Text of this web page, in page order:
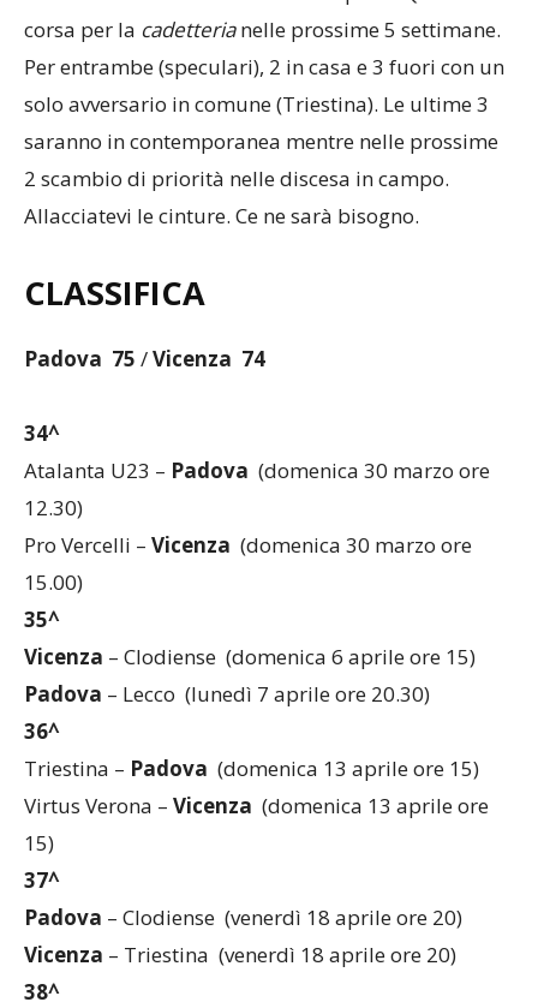
corsa per la cadetterianelle prossime 5 settimane.
Per entrambe (speculari), 2 in casa e 3 fuori con un
solo avversario in comune (Triestina). Le ultime 3
saranno in contemporanea mentre nelle prossime
2 scambio di priorità nelle discesa in campo.
Allacciatevi le cinture. Ce ne sarà bisogno.
CLASSIFICA
Padova 75 /Vicenza 74
34^
Atalanta U23 – Padova (domenica 30 marzo ore
12.30)
Pro Vercelli – Vicenza (domenica 30 marzo ore
15.00)
35^
Vicenza – Clodiense (domenica 6 aprile ore 15)
Padova – Lecco (lunedì 7 aprile ore 20.30)
36^
Triestina – Padova (domenica 13 aprile ore 15)
Virtus Verona – Vicenza (domenica 13 aprile ore
15)
37^
Padova – Clodiense (venerdì 18 aprile ore 20)
Vicenza – Triestina (venerdì 18 aprile ore 20)
38^